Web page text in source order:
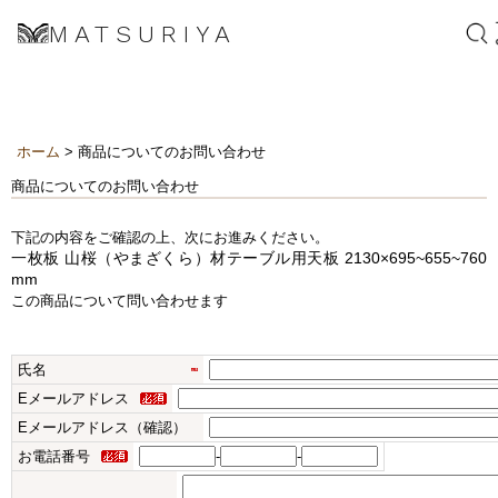
MATSURIYA
ホーム > 商品についてのお問い合わせ
商品についてのお問い合わせ
下記の内容をご確認の上、次にお進みください。
一枚板 山桜（やまざくら）材テーブル用天板 2130×695~655~760
mm
この商品について問い合わせます
氏名
Eメールアドレス
Eメールアドレス（確認）
お電話番号
- -